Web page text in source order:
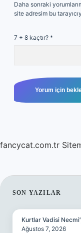
Daha sonraki
site adresim bu
7 + 8 kaçtır? *
fancycat.com.tr
SON YAZILAR
Kurtlar Vadisi
Ağustos 7, 2026